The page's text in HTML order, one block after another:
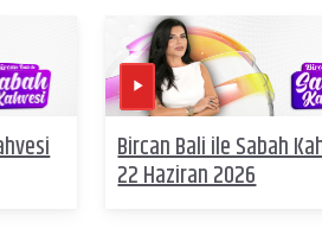
Bircan Bali ile Sabah
22 Haziran 2026